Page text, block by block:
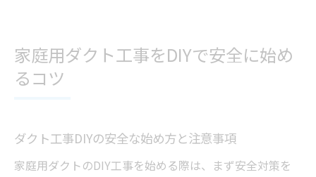
家庭用ダクト工事をDIYで安全に始め
るコツ
ダクト工事DIYの安全な始め方と注意事項
家庭用ダクトのDIY工事を始める際は、まず安全対策を